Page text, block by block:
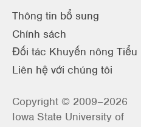
Thông tin bổ sung
Chính sách
Đối tác Khuyến nông Tiểu
Liên hệ với chúng tôi
Copyright © 2009–2026
Iowa State University of